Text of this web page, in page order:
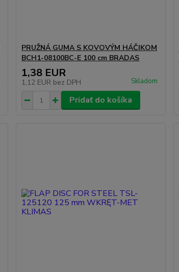
PRUŽNÁ GUMA S KOVOVÝM HÁČIKOM
BCH1-08100BC-E 100 cm BRADAS
1,38 EUR
1,12 EUR bez DPH Skladom
Pridať do košíka